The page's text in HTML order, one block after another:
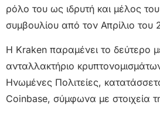
ρόλο του ως ιδρυτή και μέλος του
συμβουλίου από τον Απρίλιο του
Η Kraken παραμένει το δεύτερο
ανταλλακτήριο
Ηνωμένες Πολιτείες,
Coinbase, σύμφωνα με στοιχεία